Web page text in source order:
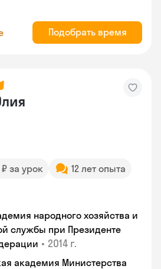
Подобрать время
₽ за урок
12 лет опыта
народного хозяйства и
службы при Президенте
• 2014 г.
академия Министерства